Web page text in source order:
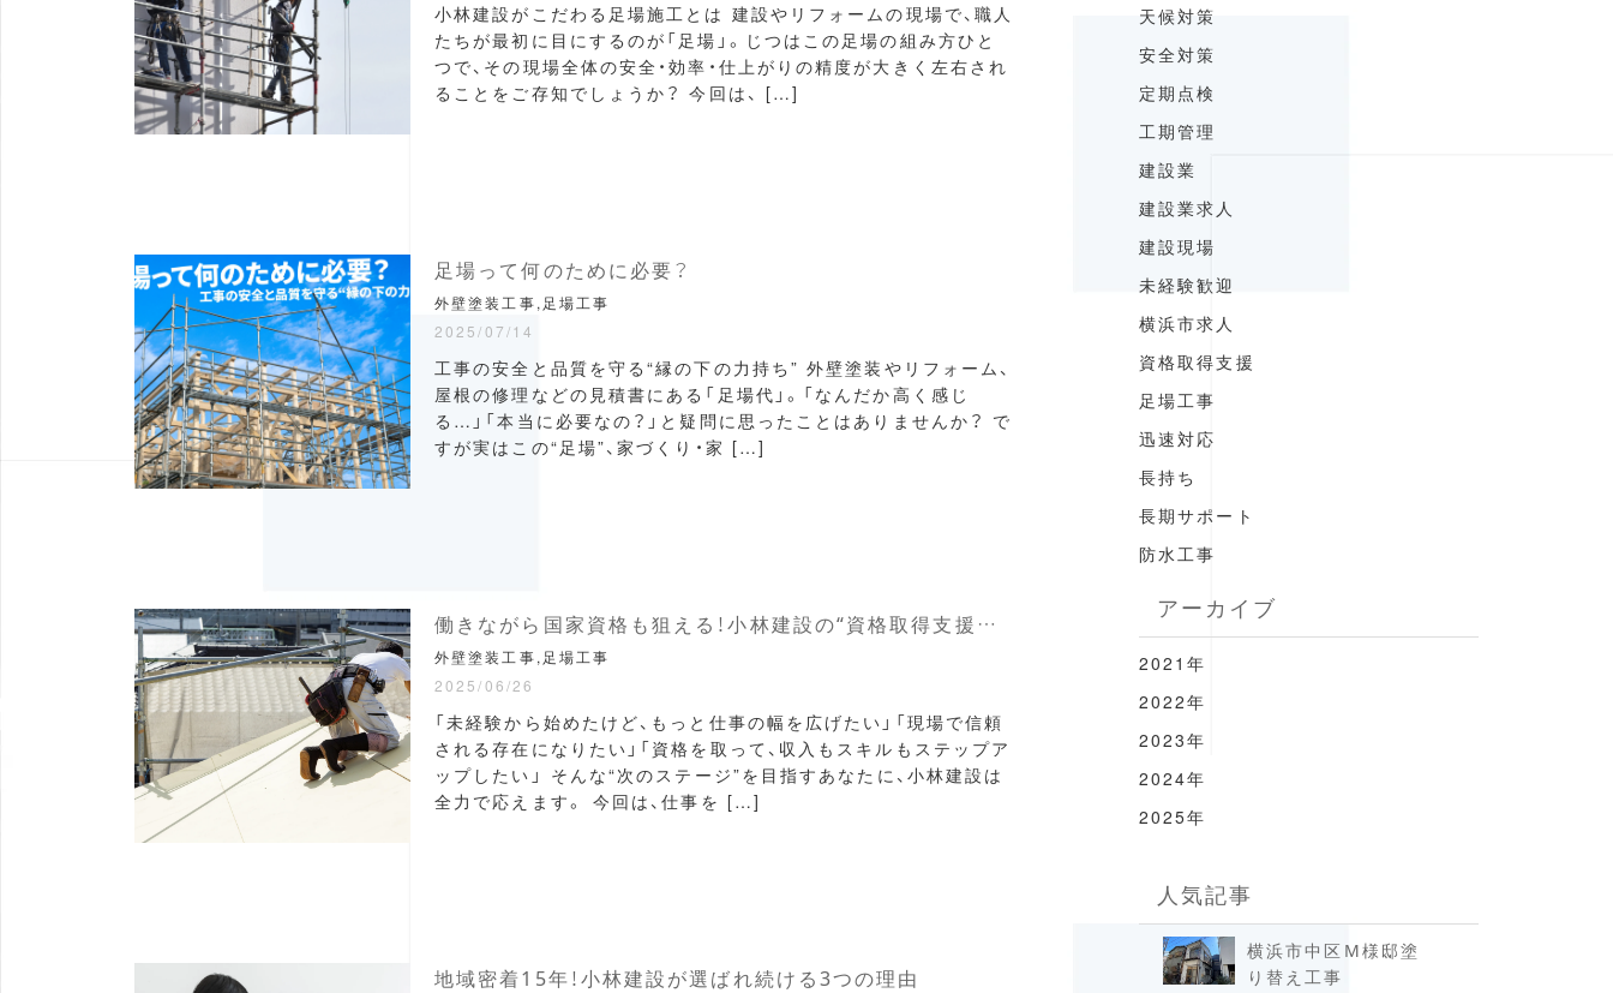
小林建設がこだわる足場施工とは 建設やリフォームの現場で、職人
たちが最初に目にするのが「足場」。じつはこの足場の組み方ひと
つで、その現場全体の安全・効率・仕上がりの精度が大きく左右され
ることをご存知でしょうか？ 今回は、 […]
足場って何のために必要？
外壁塗装工事,足場工事
2025/07/14
工事の安全と品質を守る“縁の下の力持ち” 外壁塗装やリフォーム、
屋根の修理などの見積書にある「足場代」。「なんだか高く感じ
る…」「本当に必要なの？」と疑問に思ったことはありませんか？ で
すが実はこの“足場”、家づくり・家 […]
働きながら国家資格も狙える！小林建設の“資格取得支援制度”とは？
外壁塗装工事,足場工事
2025/06/26
「未経験から始めたけど、もっと仕事の幅を広げたい」「現場で信頼
される存在になりたい」「資格を取って、収入もスキルもステップア
ップしたい」 そんな“次のステージ”を目指すあなたに、小林建設は
全力で応えます。 今回は、仕事を […]
地域密着15年！小林建設が選ばれ続ける3つの理由
天候対策
安全対策
定期点検
工期管理
建設業
建設業求人
建設現場
未経験歓迎
横浜市求人
資格取得支援
足場工事
迅速対応
長持ち
長期サポート
防水工事
アーカイブ
2021年
2022年
2023年
2024年
2025年
人気記事
横浜市中区M様邸塗
り替え工事